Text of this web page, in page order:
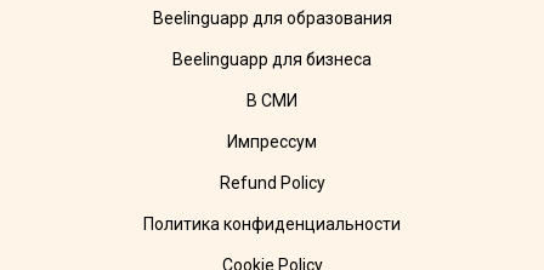
Beelinguapp для образования
Beelinguapp для бизнеса
В СМИ
Импрессум
Refund Policy
Политика конфиденциальности
Cookie Policy